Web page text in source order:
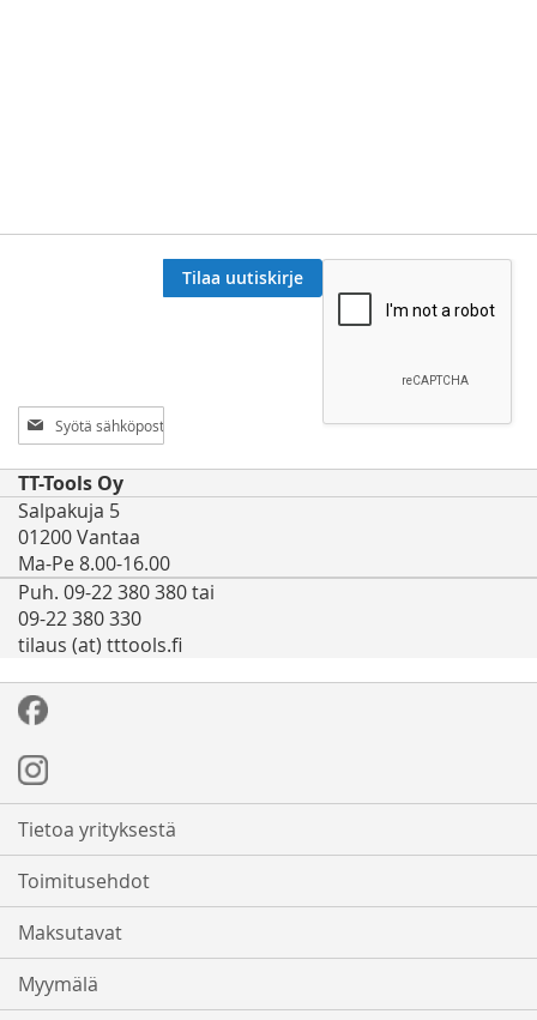
Tilaa
uutiskirjeemme:
Tilaa uutiskirje
TT-Tools Oy
Salpakuja 5
01200 Vantaa
Ma-Pe 8.00-16.00
Puh. 09-22 380 380 tai
09-22 380 330
tilaus (at) tttools.fi
Tietoa yrityksestä
Toimitusehdot
Maksutavat
Myymälä